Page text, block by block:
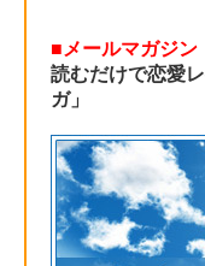
■メールマガジン
読むだけで恋愛
ガ」